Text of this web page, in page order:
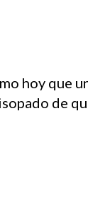
hoy que
de